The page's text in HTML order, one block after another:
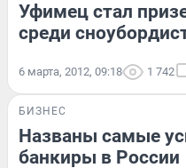
Уфимец стал
среди
6 марта, 2012, 09:18 1 742
БИЗНЕС
Названы самые
банкиры в России